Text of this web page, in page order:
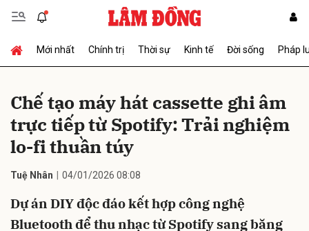
Mới nhất Chính trị Thời sự Kinh tế Đời sống Pháp
Chế tạo máy hát cassette ghi âm
trực tiếp từ Spotify: Trải nghiệm
lo-fi thuần túy
Tuệ Nhân 04/01/2026 08:08
Dự án DIY độc đáo kết hợp công nghệ
Bluetooth để thu nhạc từ Spotify sang băng
Gửi bình luận
Hủy